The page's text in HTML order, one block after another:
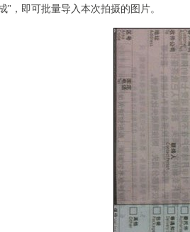
”，即可批量导入本次拍摄的图片。